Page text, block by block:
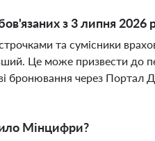
з 3 липня 2026
та сумісники
Це може призвести до
бронювання через Портал
Мінцифри?